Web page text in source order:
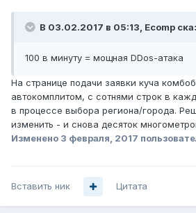
В 03.02.2017 в 05:13, Ecomp
100 в минуту = мощная DDos-атака
На странице подачи заявки куча
автокомплитом, с сотнями строк в
в процессе выбора региона/города.
изменить - и снова десяток
Изменено 3 февраля, 2017
Вставить ник Цитата